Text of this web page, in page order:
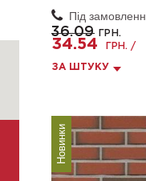
Під
36.09 ГРН.
34.54 ГРН. /
ЗА ШТУКУ
Новинки